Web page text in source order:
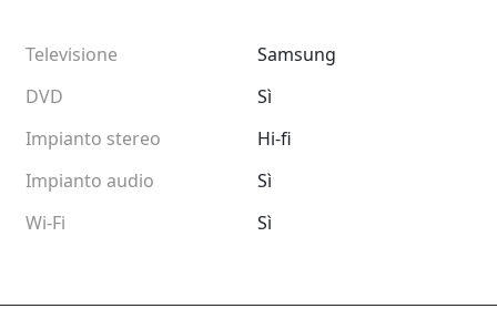
Televisione
DVD
Impianto stereo
Impianto audio
Wi-Fi
Samsung
Sì
Hi-fi
Sì
Sì